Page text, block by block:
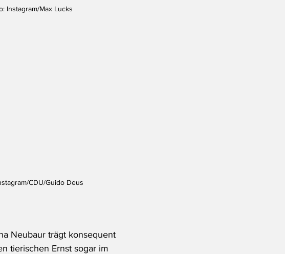
Instagram/Max Lucks
CDU/Guido Deus
Neubaur trägt konsequent
tierischen Ernst sogar im